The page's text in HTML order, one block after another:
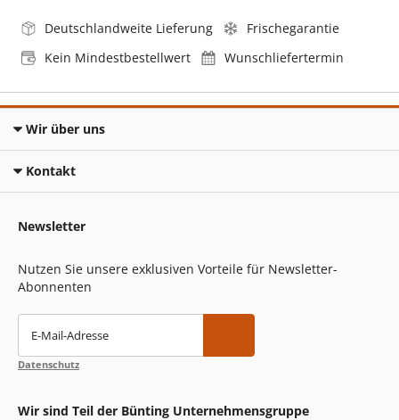
Deutschlandweite Lieferung
Frischegarantie
Kein Mindestbestellwert
Wunschliefertermin
Wir über uns
Kontakt
Newsletter
Nutzen Sie unsere exklusiven Vorteile für Newsletter-
Abonnenten
E-Mail-Adresse
Datenschutz
Wir sind Teil der Bünting Unternehmensgruppe